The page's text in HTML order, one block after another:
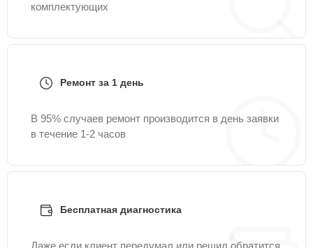
комплектующих
Ремонт за 1 день
В 95% случаев ремонт производится в день заявки
в течение 1-2 часов
Бесплатная диагностика
Даже если клиент передумал или решил обратится